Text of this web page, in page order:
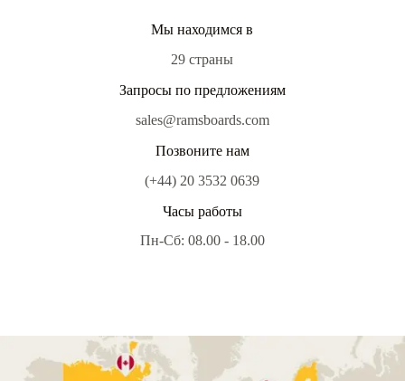
Мы находимся в
29 страны
Запросы по предложениям
sales@ramsboards.com
Позвоните нам
(+44) 20 3532 0639
Часы работы
Пн-Сб: 08.00 - 18.00